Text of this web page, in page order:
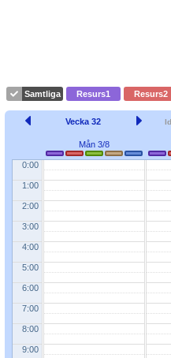
Samtliga Resurs1 Resurs2
Vecka 32
Mån 3/8
0:00
1:00
2:00
3:00
4:00
5:00
6:00
7:00
8:00
9:00